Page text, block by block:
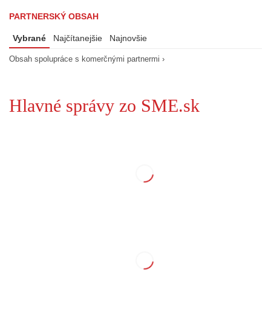
PARTNERSKÝ OBSAH
Vybrané Najčítanejšie Najnovšie
Obsah spolupráce s komerčnými partnermi ›
Hlavné správy zo SME.sk